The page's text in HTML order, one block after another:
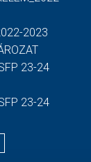
2023
23-24
23-24